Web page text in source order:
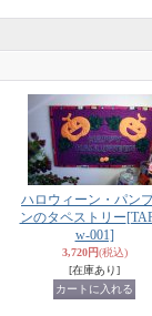
ハロウィーン・パン
ンのタペストリー
w-001]
3,720円(税込)
[在庫あり]